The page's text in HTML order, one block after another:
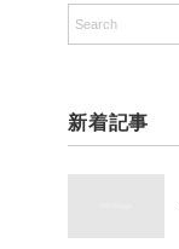
新着記事